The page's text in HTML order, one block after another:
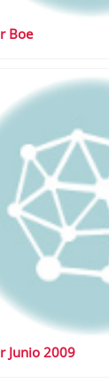
Boe
Junio 2009